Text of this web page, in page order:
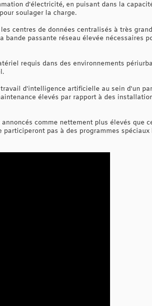
d'électricité, en puisant dans la
soulager la charge.
centres de données centralisés à très
passante réseau élevée nécessaires
requis dans des environnements
d'intelligence artificielle au sein d'un
élevés par rapport à des
comme nettement plus élevés que
pas à des programmes spéciaux